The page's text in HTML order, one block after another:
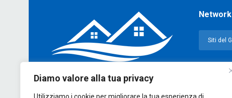
Diamo valore alla tua privacy
Network